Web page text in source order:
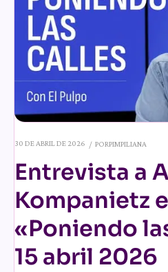
30 DE ABRIL DE 2026 PORPIMPILIANA
Entrevista a
Kompanietz
«Poniendo
15 abril 2026